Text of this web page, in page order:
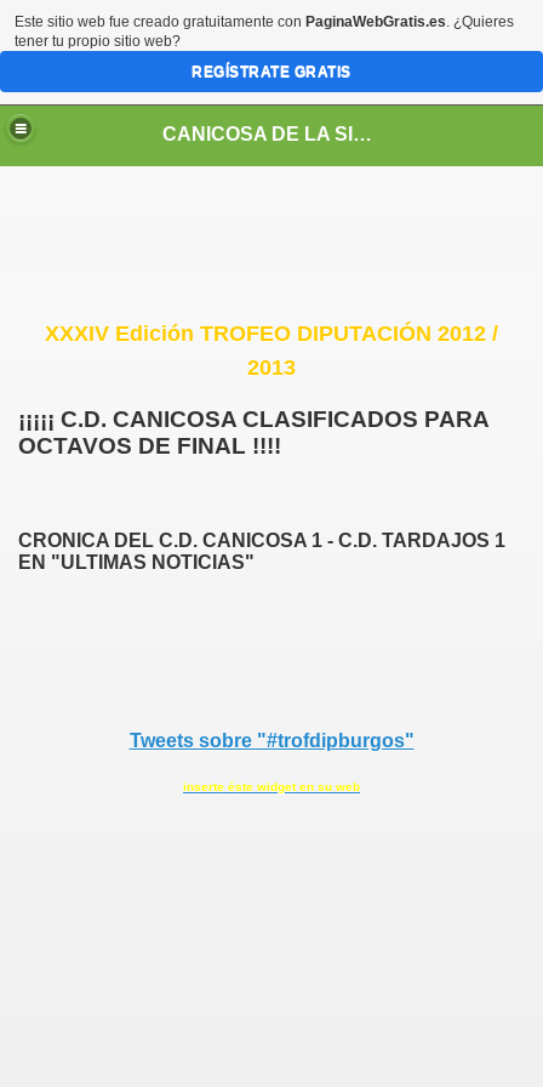
CANICOSA DE LA SIERRA CLUB DE FUTBOL
XXXIV Edición TROFEO DIPUTACIÓN 2012 /
2013
¡¡¡¡¡ C.D. CANICOSA CLASIFICADOS PARA
OCTAVOS DE FINAL !!!!
CRONICA DEL C.D. CANICOSA 1 - C.D. TARDAJOS 1
EN "ULTIMAS NOTICIAS"
Tweets sobre "#trofdipburgos"
inserte éste widget en su web
Este sitio web fue creado gratuitamente con PaginaWebGratis.es. ¿Quieres
tener tu propio sitio web?
REGÍSTRATE GRATIS